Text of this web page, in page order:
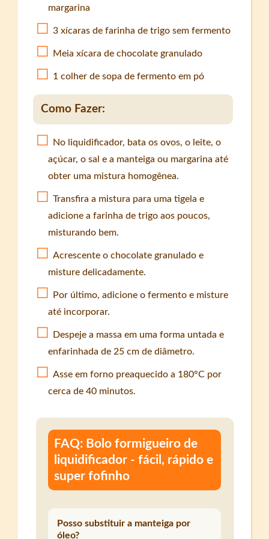
margarina
3 xícaras de farinha de trigo sem fermento
Meia xícara de chocolate granulado
1 colher de sopa de fermento em pó
Como Fazer:
No liquidificador, bata os ovos, o leite, o
açúcar, o sal e a manteiga ou margarina até
obter uma mistura homogênea.
Transfira a mistura para uma tigela e
adicione a farinha de trigo aos poucos,
misturando bem.
Acrescente o chocolate granulado e
misture delicadamente.
Por último, adicione o fermento e misture
até incorporar.
Despeje a massa em uma forma untada e
enfarinhada de 25 cm de diâmetro.
Asse em forno preaquecido a 180°C por
cerca de 40 minutos.
FAQ: Bolo formigueiro de
liquidificador - fácil, rápido e
super fofinho
Posso substituir a manteiga por
óleo?